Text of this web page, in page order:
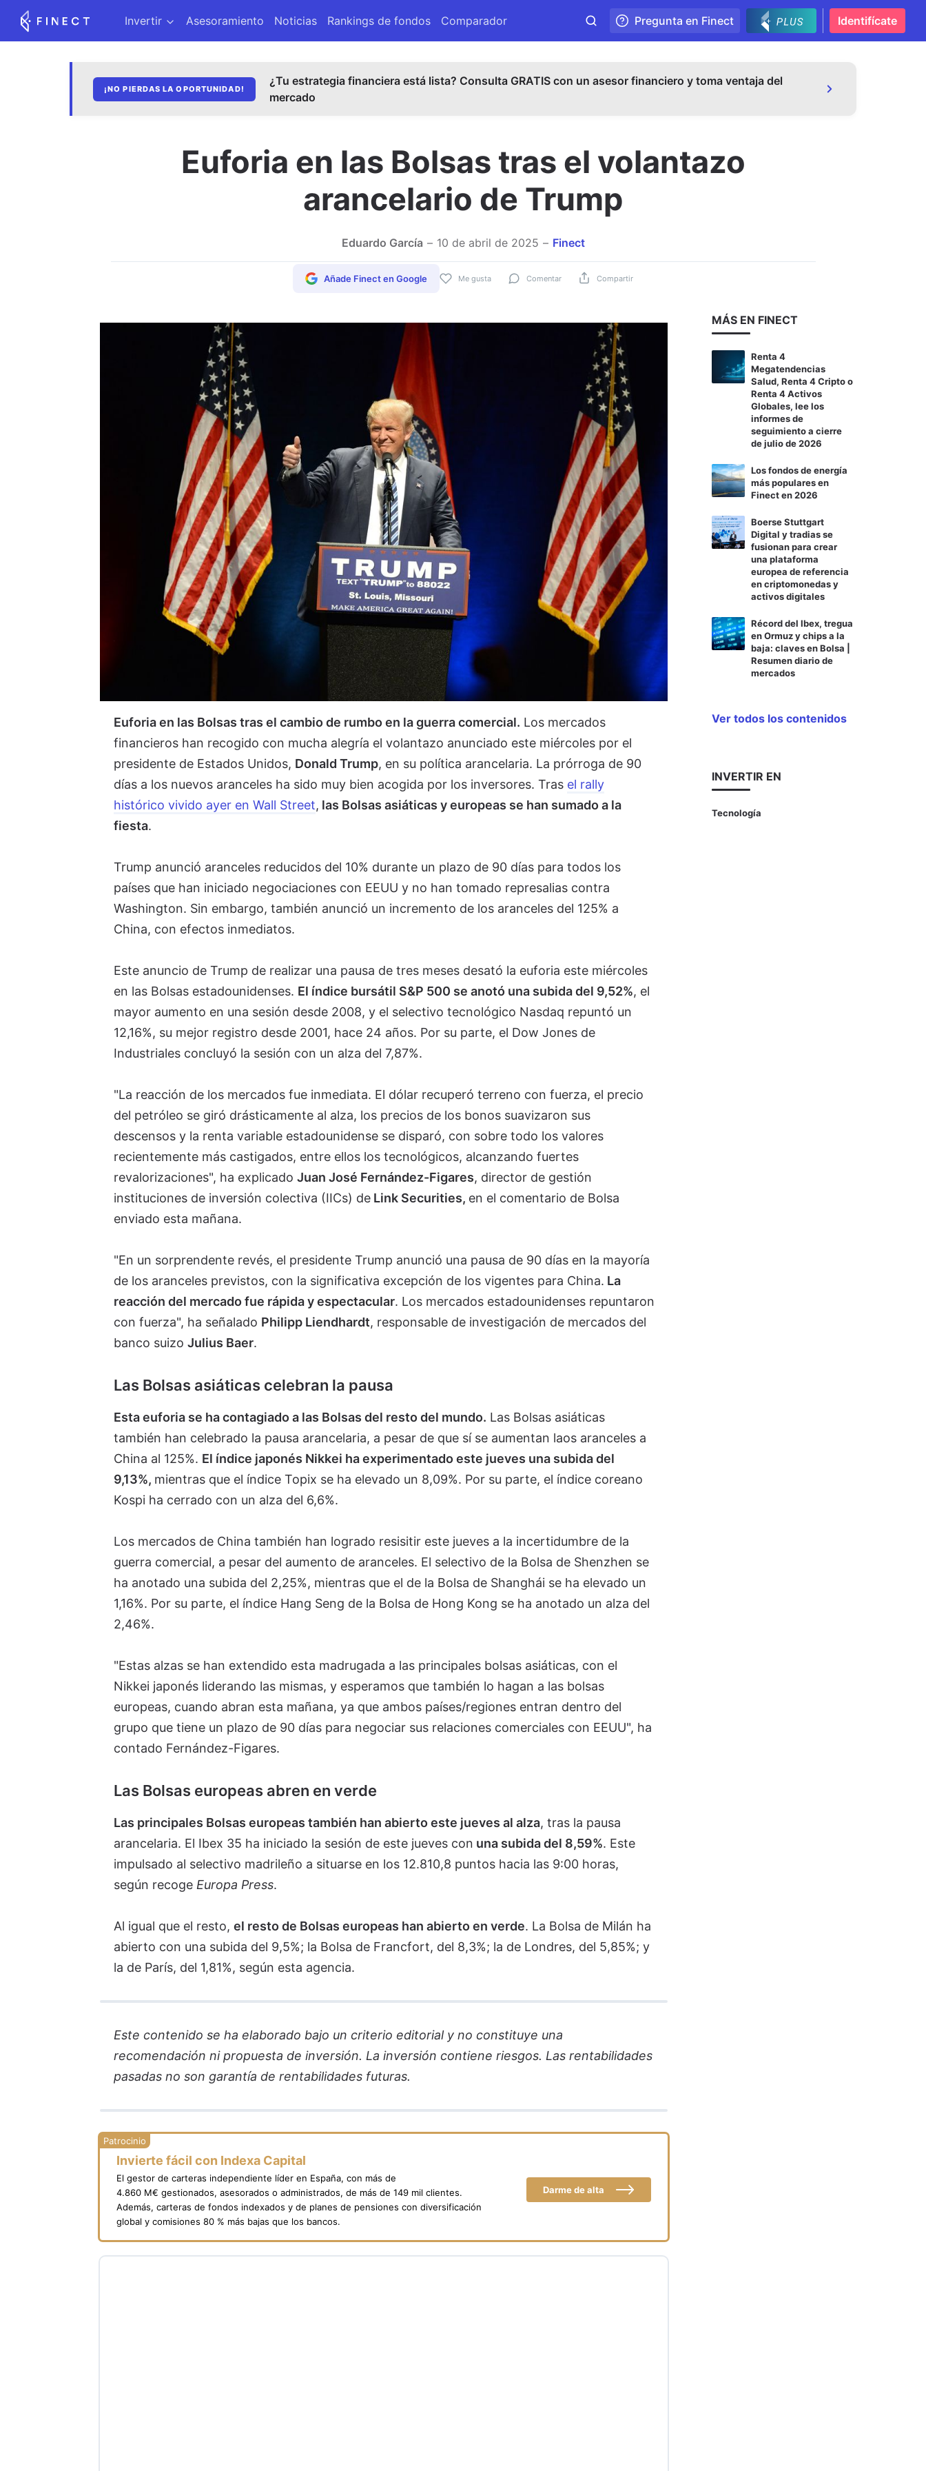
Invertir Asesoramiento Noticias Rankings de fondos Comparador Pregunta en Finect Identifícate
¡NO PIERDAS LA OPORTUNIDAD!
¿Tu estrategia financiera está lista? Consulta GRATIS con un asesor financiero y toma ventaja del
mercado
Euforia en las Bolsas tras el volantazo
arancelario de Trump
Eduardo García 10 de abril de 2025 Finect
Me gusta Comentar Compartir
Añade Finect en Google
Euforia en las Bolsas tras el cambio de rumbo en la guerra comercial. Los mercados
financieros han recogido con mucha alegría el volantazo anunciado este miércoles por el
presidente de Estados Unidos, Donald Trump, en su política arancelaria. La prórroga de 90
días a los nuevos aranceles ha sido muy bien acogida por los inversores. Tras el rally
histórico vivido ayer en Wall Street, las Bolsas asiáticas y europeas se han sumado a la
fiesta.
Trump anunció aranceles reducidos del 10% durante un plazo de 90 días para todos los
países que han iniciado negociaciones con EEUU y no han tomado represalias contra
Washington. Sin embargo, también anunció un incremento de los aranceles del 125% a
China, con efectos inmediatos.
Este anuncio de Trump de realizar una pausa de tres meses desató la euforia este miércoles
en las Bolsas estadounidenses. El índice bursátil S&P 500 se anotó una subida del 9,52%, el
mayor aumento en una sesión desde 2008, y el selectivo tecnológico Nasdaq repuntó un
12,16%, su mejor registro desde 2001, hace 24 años. Por su parte, el Dow Jones de
Industriales concluyó la sesión con un alza del 7,87%.
"La reacción de los mercados fue inmediata. El dólar recuperó terreno con fuerza, el precio
del petróleo se giró drásticamente al alza, los precios de los bonos suavizaron sus
descensos y la renta variable estadounidense se disparó, con sobre todo los valores
recientemente más castigados, entre ellos los tecnológicos, alcanzando fuertes
revalorizaciones", ha explicado Juan José Fernández-Figares, director de gestión
instituciones de inversión colectiva (IICs) deLink Securities, en el comentario de Bolsa
enviado esta mañana.
"En un sorprendente revés, el presidente Trump anunció una pausa de 90 días en la mayoría
de los aranceles previstos, con la significativa excepción de los vigentes para China. La
reacción del mercado fue rápida y espectacular. Los mercados estadounidenses repuntaron
con fuerza", ha señalado Philipp Liendhardt, responsable de investigación de mercados del
banco suizo Julius Baer.
Las Bolsas asiáticas celebran la pausa
Esta euforia se ha contagiado a las Bolsas del resto del mundo. Las Bolsas asiáticas
también han celebrado la pausa arancelaria, a pesar de que sí se aumentan laos aranceles a
China al 125%. El índice japonés Nikkei ha experimentado este jueves una subida del
9,13%, mientras que el índice Topix se ha elevado un 8,09%. Por su parte, el índice coreano
Kospi ha cerrado con un alza del 6,6%.
Los mercados de China también han logrado resisitir este jueves a la incertidumbre de la
guerra comercial, a pesar del aumento de aranceles. El selectivo de la Bolsa de Shenzhen se
ha anotado una subida del 2,25%, mientras que el de la Bolsa de Shanghái se ha elevado un
1,16%. Por su parte, el índice Hang Seng de la Bolsa de Hong Kong se ha anotado un alza del
2,46%.
"Estas alzas se han extendido esta madrugada a las principales bolsas asiáticas, con el
Nikkei japonés liderando las mismas, y esperamos que también lo hagan a las bolsas
europeas, cuando abran esta mañana, ya que ambos países/regiones entran dentro del
grupo que tiene un plazo de 90 días para negociar sus relaciones comerciales con EEUU", ha
contado Fernández-Figares.
Las Bolsas europeas abren en verde
Las principales Bolsas europeas también han abierto este jueves al alza, tras la pausa
arancelaria. El Ibex 35 ha iniciado la sesión de este jueves con una subida del 8,59%. Este
impulsado al selectivo madrileño a situarse en los 12.810,8 puntos hacia las 9:00 horas,
según recoge Europa Press.
Al igual que el resto, el resto de Bolsas europeas han abierto en verde. La Bolsa de Milán ha
abierto con una subida del 9,5%; la Bolsa de Francfort, del 8,3%; la de Londres, del 5,85%; y
la de París, del 1,81%, según esta agencia.
Este contenido se ha elaborado bajo un criterio editorial y no constituye una
recomendación ni propuesta de inversión. La inversión contiene riesgos. Las rentabilidades
pasadas no son garantía de rentabilidades futuras.
Invierte fácil con Indexa Capital
El gestor de carteras independiente líder en España, con más de
4.860 M€ gestionados, asesorados o administrados, de más de 149 mil clientes.
Además, carteras de fondos indexados y de planes de pensiones con diversificación
global y comisiones 80 % más bajas que los bancos.
Darme de alta
MÁS EN FINECT
Renta 4
Megatendencias
Salud, Renta 4 Cripto o
Renta 4 Activos
Globales, lee los
informes de
seguimiento a cierre
de julio de 2026
Los fondos de energía
más populares en
Finect en 2026
Boerse Stuttgart
Digital y tradias se
fusionan para crear
una plataforma
europea de referencia
en criptomonedas y
activos digitales
Récord del Ibex, tregua
en Ormuz y chips a la
baja: claves en Bolsa |
Resumen diario de
mercados
Ver todos los contenidos
INVERTIR EN
Tecnología